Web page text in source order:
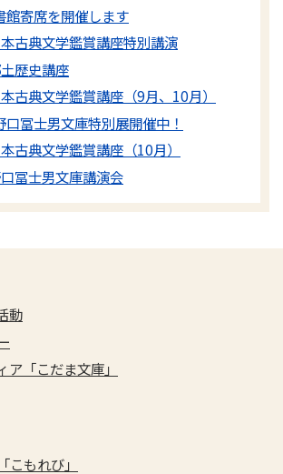
館寄席を開催します
古典文学鑑賞講座特別講演
歴史講座
古典文学鑑賞講座（9月、10月）
冨士男文庫特別展開催中！
古典文学鑑賞講座（10月）
冨士男文庫講演会
動
ア「こだま文庫」
こもれび」